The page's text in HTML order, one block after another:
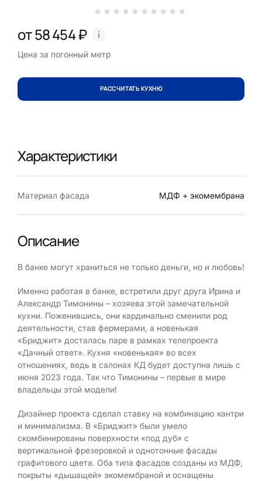
от 58 454 ₽
Цена за погонный метр
РАССЧИТАТЬ КУХНЮ
Характеристики
Материал фасада МДФ + экомембрана
Описание
В банке могут храниться не только деньги, но и любовь!
Именно работая в банке, встретили друг друга Ирина и
Александр Тимонины – хозяева этой замечательной
кухни. Поженившись, они кардинально сменили род
деятельности, став фермерами, а новенькая
«Бриджит» досталась паре в рамках телепроекта
«Дачный ответ». Кухня «новенькая» во всех
отношениях, ведь в салонах КД будет доступна лишь с
июня 2023 года. Так что Тимонины – первые в мире
владельцы этой модели!
Дизайнер проекта сделал ставку на комбинацию кантри
и минимализма. В «Бриджит» были умело
скомбинированы поверхности «под дуб» с
вертикальной фрезеровкой и однотонные фасады
графитового цвета. Оба типа фасадов созданы из МДФ,
покрыты «дышащей» экомембраной и оснащены